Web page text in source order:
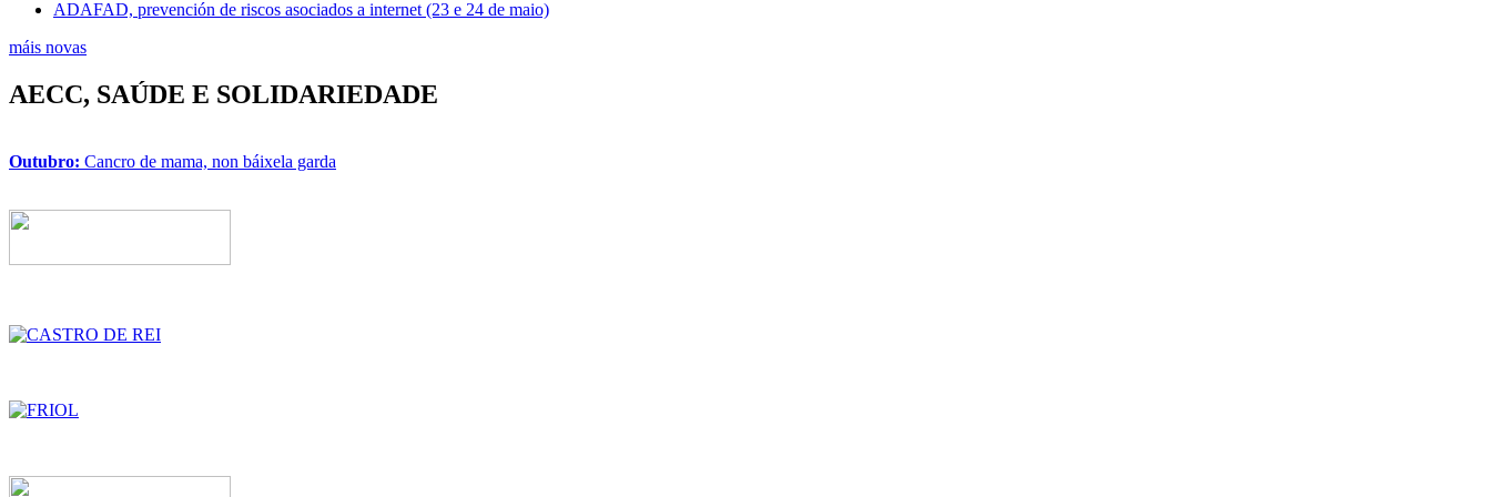
ADAFAD, prevención de riscos asociados a internet (23 e 24 de maio)
máis novas
AECC, SAÚDE E SOLIDARIEDADE
Outubro: Cancro de mama, non báixela garda